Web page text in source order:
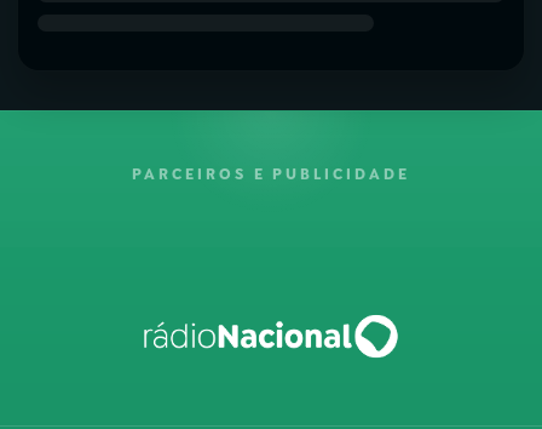
PARCEIROS E PUBLICIDADE